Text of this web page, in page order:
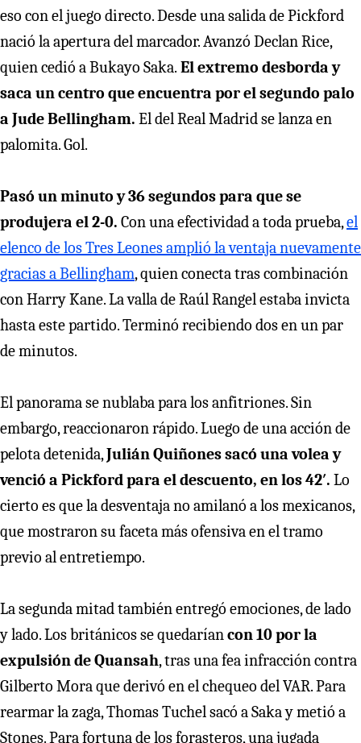
eso con el juego directo. Desde una salida de Pickford
nació la apertura del marcador. Avanzó Declan Rice,
quien cedió a Bukayo Saka. El extremo desborda y
saca un centro que encuentra por el segundo palo
a Jude Bellingham. El del Real Madrid se lanza en
palomita. Gol.
Pasó un minuto y 36 segundos para que se
produjera el 2-0. Con una efectividad a toda prueba,el
elenco de los Tres Leones amplió la ventaja nuevamente
gracias a Bellingham, quien conecta tras combinación
con Harry Kane. La valla de Raúl Rangel estaba invicta
hasta este partido. Terminó recibiendo dos en un par
de minutos.
El panorama se nublaba para los anfitriones. Sin
embargo, reaccionaron rápido. Luego de una acción de
pelota detenida,Julián Quiñones sacó una volea y
venció a Pickford para el descuento, en los 42′. Lo
cierto es que la desventaja no amilanó a los mexicanos,
que mostraron su faceta más ofensiva en el tramo
previo al entretiempo.
La segunda mitad también entregó emociones, de lado
y lado. Los británicos se quedaríancon 10 por la
expulsión de Quansah, tras una fea infracción contra
Gilberto Mora que derivó en el chequeo del VAR. Para
rearmar la zaga, Thomas Tuchel sacó a Saka y metió a
Stones. Para fortuna de los forasteros, una jugada